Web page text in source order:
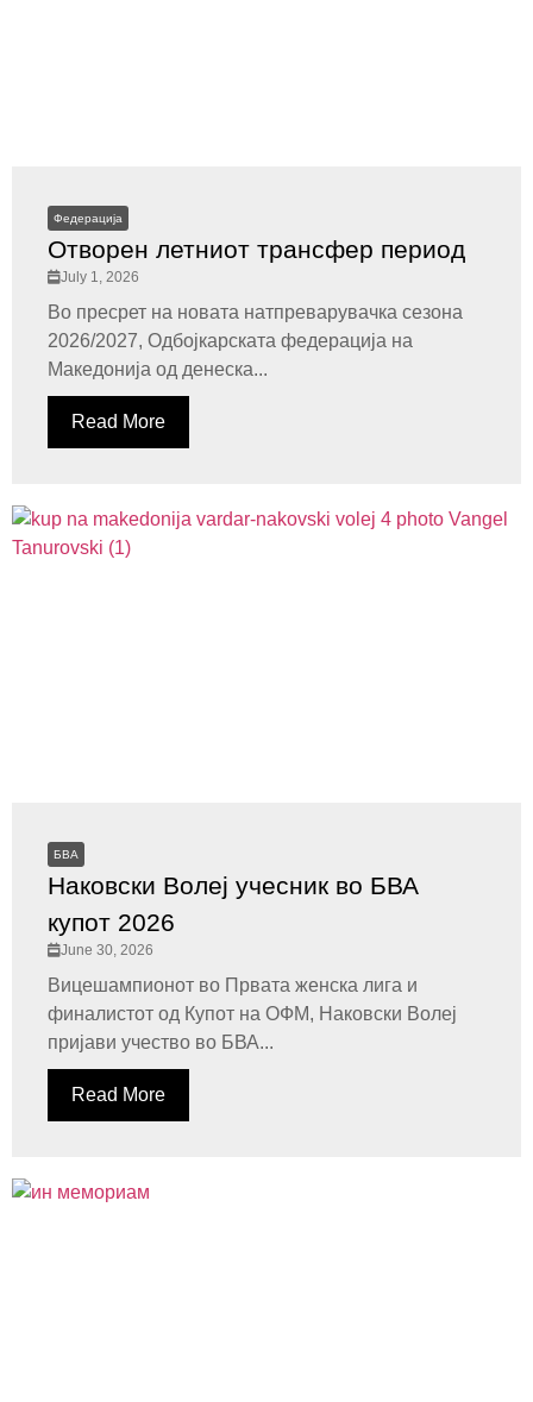
Федерација
Отворен летниот трансфер период
July 1, 2026
Во пресрет на новата натпреварувачка сезона
2026/2027, Одбојкарската федерација на
Македонија од денеска...
Read More
БВА
Наковски Волеј учесник во БВА
купот 2026
June 30, 2026
Вицешампионот во Првата женска лига и
финалистот од Купот на ОФМ, Наковски Волеј
пријави учество во БВА...
Read More